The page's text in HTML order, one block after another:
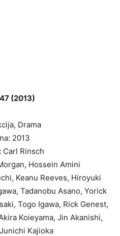
(2013)
Drama
2013
Carl Rinsch
Hossein Amini
Keanu Reeves, Hiroyuki
Tadanobu Asano, Yorick
Togo Igawa, Rick Genest,
Koieyama, Jin Akanishi,
Kajioka